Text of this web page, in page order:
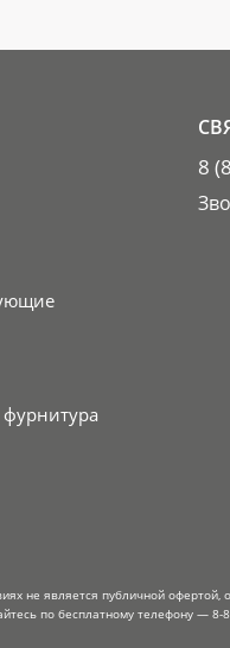
8
не является публичной
по бесплатному телефону — 8-